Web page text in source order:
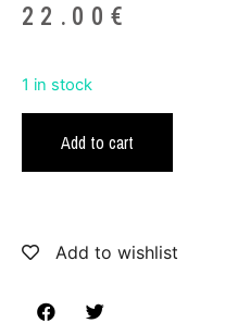
22.00 €
1 in stock
Add to cart
Add to wishlist